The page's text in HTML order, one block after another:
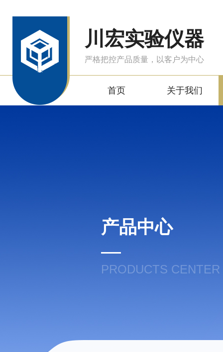
川宏实验仪器
严格把控产品质量，以客户为中心
首页 关于我们
产品中心
PRODUCTS CENTER